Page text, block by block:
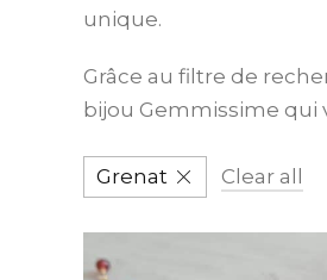
unique.
Grâce au filtre de
bijou Gemmissime qui
Grenat Clear all